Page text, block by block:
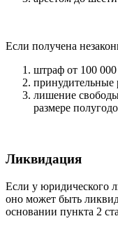
Если получена
штраф от 100
принудительные
лишение
размере
Ликвидация
Если у юридического
оно может быть
основании пункта 2